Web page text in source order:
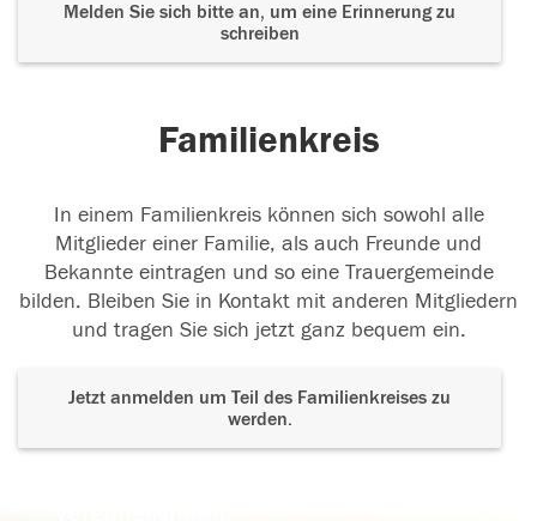
Melden Sie sich bitte an, um eine Erinnerung zu
schreiben
Familienkreis
In einem Familienkreis können sich sowohl alle
Mitglieder einer Familie, als auch Freunde und
Bekannte eintragen und so eine Trauergemeinde
bilden. Bleiben Sie in Kontakt mit anderen Mitgliedern
und tragen Sie sich jetzt ganz bequem ein.
Jetzt anmelden um Teil des Familienkreises zu
werden.